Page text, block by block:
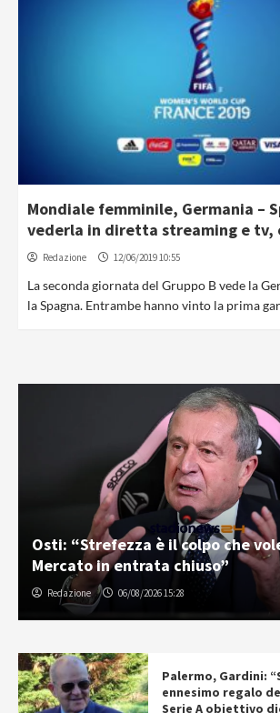
Mondiale femminile, Germania –
vederla in diretta streaming e tv,
Redazione 12/06/2019 10:55
La seconda giornata del Gruppo B vede la
la Spagna. Entrambe hanno vinto la prima
Osti: “Strefezza è il colpo che
Mercato in entrata chiuso”
Redazione 06/08/2026 15:28
Palermo, Gardini:
ennesimo regalo
Serie A obiettivo